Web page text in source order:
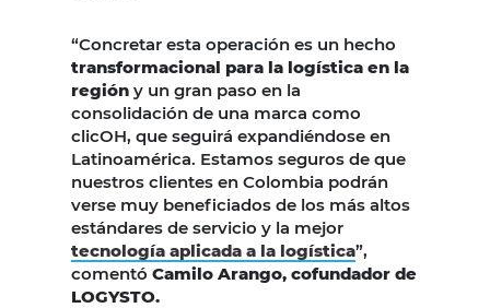
“Concretar esta operación es un hecho
transformacional para la logística en la
región y un gran paso en la
consolidación de una marca como
clicOH, que seguirá expandiéndose en
Latinoamérica. Estamos seguros de que
nuestros clientes en Colombia podrán
verse muy beneficiados de los más altos
estándares de servicio y la mejor
tecnología aplicada a la logística”,
comentó Camilo Arango, cofundador de
LOGYSTO.